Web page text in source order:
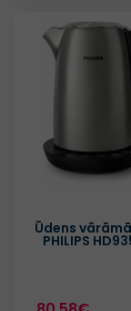
Ūdens
PHILIPS